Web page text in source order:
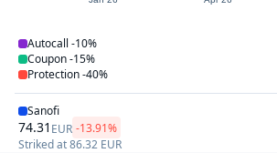
Autocall -10%
Coupon-15%
Protection-40%
Sanofi
74.31 EUR -13.91%
Striked at86.32 EUR